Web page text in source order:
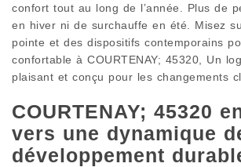
confort tout au long de l’année. Plus de
en hiver ni de surchauffe en été. Misez
pointe et des dispositifs contemporains
confortable à COURTENAY; 45320, Un
plaisant et conçu pour les changements
COURTENAY; 45320
vers une dynamique
développement